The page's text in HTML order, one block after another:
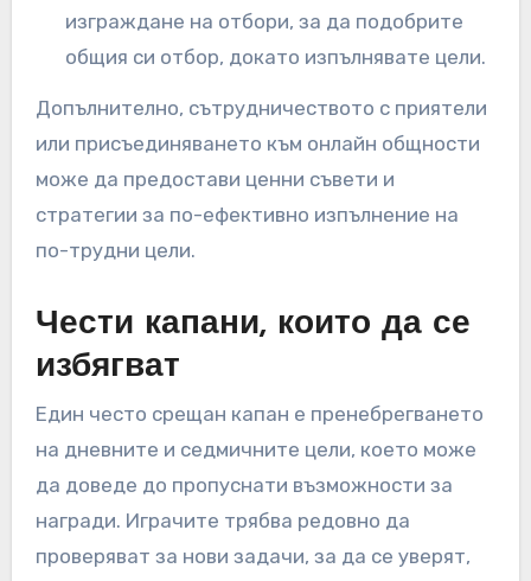
изграждане на отбори, за да подобрите
общия си отбор, докато изпълнявате цели.
Допълнително, сътрудничеството с приятели
или присъединяването към онлайн общности
може да предостави ценни съвети и
стратегии за по-ефективно изпълнение на
по-трудни цели.
Чести капани, които да се
избягват
Един често срещан капан е пренебрегването
на дневните и седмичните цели, което може
да доведе до пропуснати възможности за
награди. Играчите трябва редовно да
проверяват за нови задачи, за да се уверят,